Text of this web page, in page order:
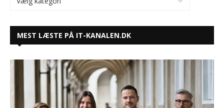
MEST LÆSTE PÅ IT-KANALEN.DK